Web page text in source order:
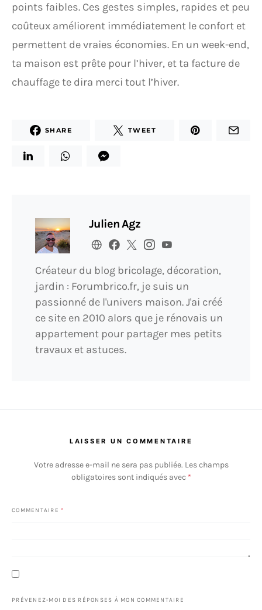
points faibles. Ces gestes simples, rapides et peu
coûteux améliorent immédiatement le confort et
permettent de vraies économies. En un week-end,
ta maison est prête pour l’hiver, et ta facture de
chauffage te dira merci tout l’hiver.
SHARE TWEET
Julien Agz
Créateur du blog bricolage, décoration,
jardin : Forumbrico.fr, je suis un
passionné de l'univers maison. J'ai créé
ce site en 2010 alors que je rénovais un
appartement pour partager mes petits
travaux et astuces.
LAISSER UN COMMENTAIRE
Votre adresse e-mail ne sera pas publiée. Les champs
obligatoires sont indiqués avec *
COMMENTAIRE *
PRÉVENEZ-MOI DES RÉPONSES À MON COMMENTAIRE